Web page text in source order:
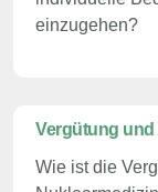
einzugehen?
Vergütung
Wie ist die